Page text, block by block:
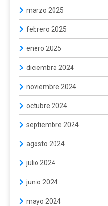
marzo 2025
febrero 2025
enero 2025
diciembre 2024
noviembre 2024
octubre 2024
septiembre 2024
agosto 2024
julio 2024
junio 2024
mayo 2024